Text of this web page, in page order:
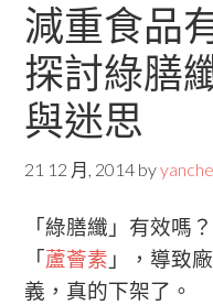
減重食品
探討綠膳
與迷思
21 12 月, 2014 by
「綠膳纖」有效嗎
「 蘆薈素 」，導致
義，真的下架了。